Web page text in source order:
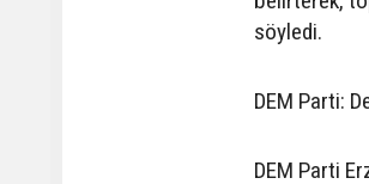
söyledi.
DEM Parti:
DEM Parti